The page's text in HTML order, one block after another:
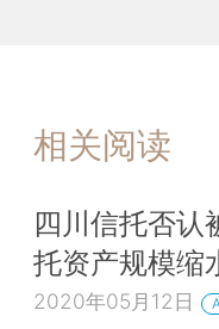
相关阅读
四川信托否认
托资产规模缩
2020年05月12日